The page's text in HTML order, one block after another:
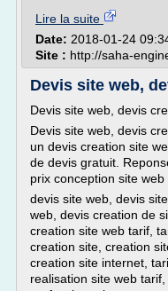
Lire la suite
Date: 2018-01-24
Site : http://saha-
Devis site web,
Devis site web, devis
Devis site web, devis
un devis creation site
de devis gratuit.
prix conception site
devis site web, devis
web, devis creation de
creation site web tarif,
creation site, creation
creation site internet,
realisation site web